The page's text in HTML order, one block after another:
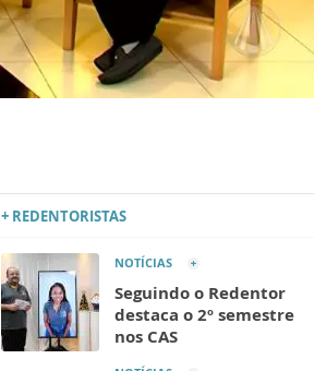
+ REDENTORISTAS
NOTÍCIAS
Seguindo o Redentor
destaca o 2º semestre
nos CAS